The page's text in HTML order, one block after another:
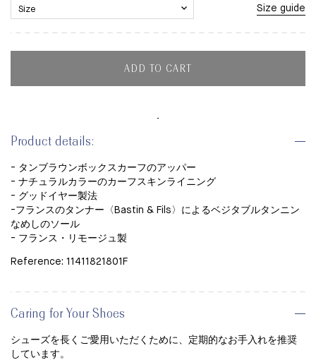
Size guide
ADD TO CART
Product details:
- タンブラウンボックスカーフのアッパー
- ナチュラルカラーのカーフスキンライニング
- グッドイヤー製法
-フランスのタンナー〈Bastin & Fils〉によるベジタブルタンニン
なめしのソール
- フランス・リモージュ製
Reference: 11411821801F
Caring for Your Shoes
シューズを長くご愛用いただくために、定期的なお手入れを推奨
しています。